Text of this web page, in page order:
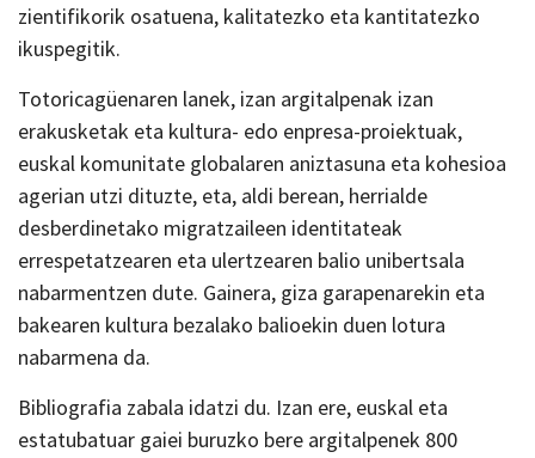
zientifikorik osatuena, kalitatezko eta kantitatezko
ikuspegitik.
Totoricagüenaren lanek, izan argitalpenak izan
erakusketak eta kultura- edo enpresa-proiektuak,
euskal komunitate globalaren aniztasuna eta kohesioa
agerian utzi dituzte, eta, aldi berean, herrialde
desberdinetako migratzaileen identitateak
errespetatzearen eta ulertzearen balio unibertsala
nabarmentzen dute. Gainera, giza garapenarekin eta
bakearen kultura bezalako balioekin duen lotura
nabarmena da.
Bibliografia zabala idatzi du. Izan ere, euskal eta
estatubatuar gaiei buruzko bere argitalpenek 800